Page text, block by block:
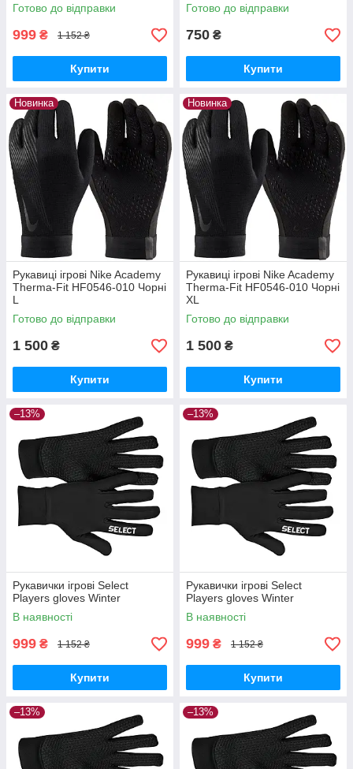
Готово до відправки
999 ₴ 1 152 ₴
Купити
Готово до відправки
750 ₴
Купити
Новинка
Рукавиці ігрові Nike Academy
Therma-Fit HF0546-010 Чорні
L
Готово до відправки
1 500 ₴
Купити
Новинка
Рукавиці ігрові Nike Academy
Therma-Fit HF0546-010 Чорні
XL
Готово до відправки
1 500 ₴
Купити
–13%
Рукавички ігрові Select
Players gloves Winter
В наявності
999 ₴ 1 152 ₴
Купити
–13%
Рукавички ігрові Select
Players gloves Winter
В наявності
999 ₴ 1 152 ₴
Купити
–13% –13%